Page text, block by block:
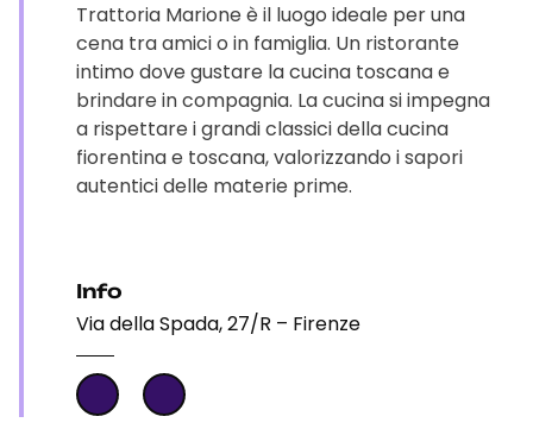
Trattoria Marione è il luogo ideale per una
cena tra amici o in famiglia. Un ristorante
intimo dove gustare la cucina toscana e
brindare in compagnia. La cucina si impegna
a rispettare i grandi classici della cucina
fiorentina e toscana, valorizzando i sapori
autentici delle materie prime.
Info
Via della Spada, 27/R – Firenze